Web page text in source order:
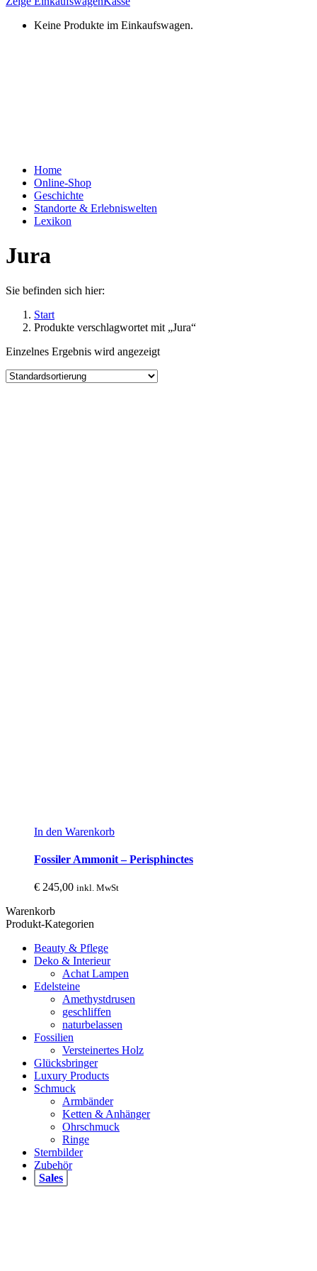
Keine Produkte im Einkaufswagen.
Home
Online-Shop
Geschichte
Standorte & Erlebniswelten
Lexikon
Jura
Sie befinden sich hier:
Start
Produkte verschlagwortet mit „Jura“
Einzelnes Ergebnis wird angezeigt
In den Warenkorb
Fossiler Ammonit – Perisphinctes
€ 245,00 inkl. MwSt
Warenkorb
Produkt-Kategorien
Beauty & Pflege
Deko & Interieur
Achat Lampen
Edelsteine
Amethystdrusen
geschliffen
naturbelassen
Fossilien
Versteinertes Holz
Glücksbringer
Luxury Products
Schmuck
Armbänder
Ketten & Anhänger
Ohrschmuck
Ringe
Sternbilder
Zubehör
Sales